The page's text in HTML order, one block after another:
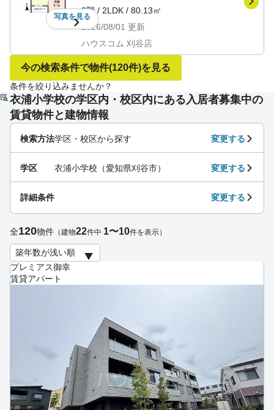
写真を見る
2階/ 2LDK / 80.13㎡
2026/08/01 更新
ハウスコム 刈谷店
今の検索条件で物件(120件)を見る
条件を絞り込みませんか？
衣浦小学校の学区内・校区内にある入居者募集中の
賃貸物件と建物情報
プレミアス御幸
賃貸アパート
検索方法学区・校区から探す 変更する
学区 衣浦小学校（愛知県刈谷市） 変更する
詳細条件 変更する
全120物件 （建物22件中 1〜10件を表示）